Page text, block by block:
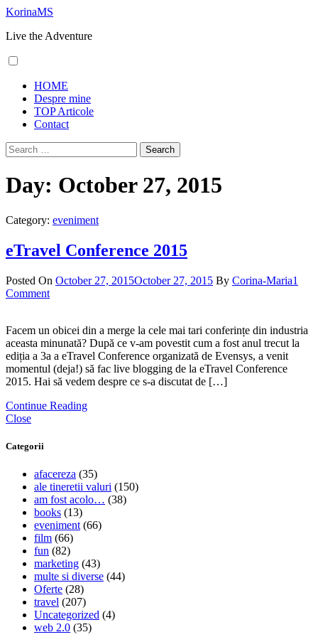
Skip
content
KorinaMS
Live the Adventure
Menu
HOME
Despre mine
TOP Articole
Contact
Search
for:
Day: October 27, 2015
Category: eveniment
eTravel Conference 2015
Posted On October 27, 2015October 27, 2015 By Corina-Maria1
Comment
Facem un obicei din a merge la cele mai tari conferințe din industria
aceasta minunată? După ce v-am povestit cum a fost anul trecut la
ediția a 3a a eTravel Conference organizată de Evensys, a venit
momentul (deja!) să fac live blogging de la eTravel Conference
2015. Hai să vedem despre ce s-a discutat de […]
Continue Reading
Close
Categorii
afacereza (35)
ale tineretii valuri (150)
am fost acolo… (38)
books (13)
eveniment (66)
film (66)
fun (82)
marketing (43)
multe si diverse (44)
Oferte (28)
travel (207)
Uncategorized (4)
web 2.0 (35)